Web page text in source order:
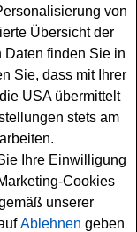
im Advent für
und einen
verlost
im
bei dem
möchten,
ausfüllen und
Vielleicht
die Daumen
von
Übersicht der
finden Sie in
Sie, dass mit Ihrer
USA übermittelt
stets am
Ihre Einwilligung
Cookies
unserer
Ablehnen geben